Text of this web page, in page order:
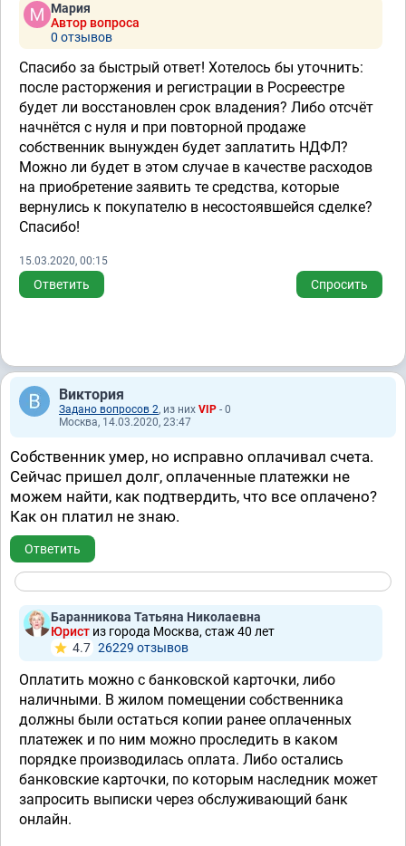
Мария
Автор вопроса
0 отзывов
Спасибо за быстрый ответ! Хотелось бы уточнить:
после расторжения и регистрации в Росреестре
будет ли восстановлен срок владения? Либо отсчёт
начнётся с нуля и при повторной продаже
собственник вынужден будет заплатить НДФЛ?
Можно ли будет в этом случае в качестве расходов
на приобретение заявить те средства, которые
вернулись к покупателю в несостоявшейся сделке?
Спасибо!
15.03.2020, 00:15
Ответить Спросить
Виктория
Задано вопросов 2, из них VIP - 0
Москва, 14.03.2020, 23:47
Собственник умер, но исправно оплачивал счета.
Сейчас пришел долг, оплаченные платежки не
можем найти, как подтвердить, что все оплачено?
Как он платил не знаю.
Ответить
Баранникова Татьяна Николаевна
Юрист из города Москва, стаж 40 лет
4.7 26229 отзывов
Оплатить можно с банковской карточки, либо
наличными. В жилом помещении собственника
должны были остаться копии ранее оплаченных
платежек и по ним можно проследить в каком
порядке производилась оплата. Либо остались
банковские карточки, по которым наследник может
запросить выписки через обслуживающий банк
онлайн.